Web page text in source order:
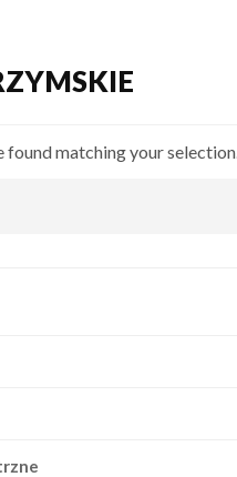
matching your selection.